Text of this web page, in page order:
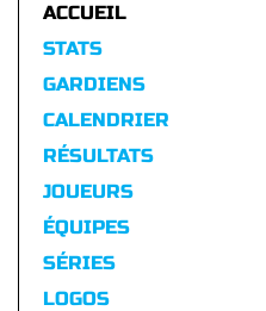
ACCUEIL
STATS
GARDIENS
CALENDRIER
RÉSULTATS
JOUEURS
ÉQUIPES
SÉRIES
LOGOS